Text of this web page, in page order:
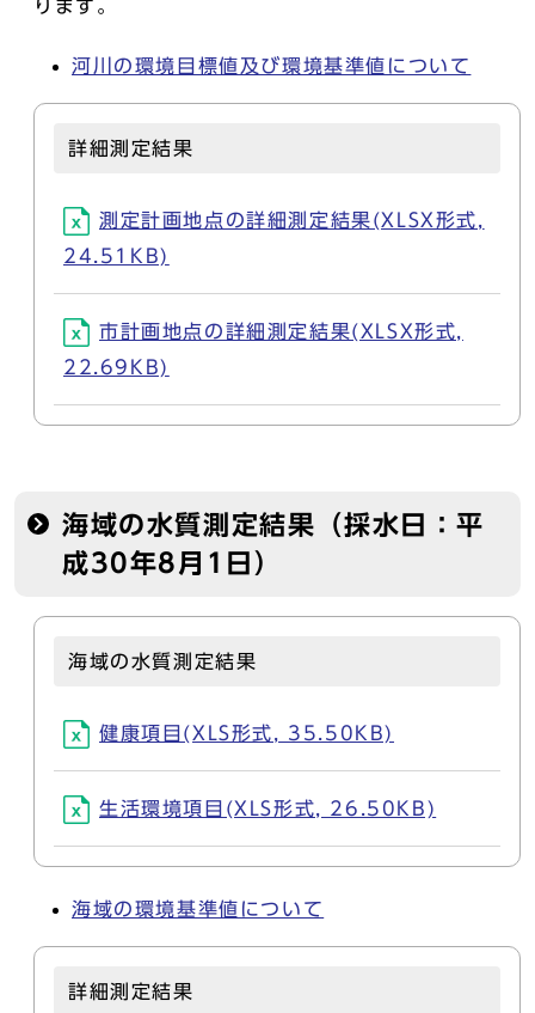
ります。
河川の環境目標値及び環境基準値について
詳細測定結果
測定計画地点の詳細測定結果(XLSX形式,
24.51KB)
市計画地点の詳細測定結果(XLSX形式,
22.69KB)
海域の水質測定結果（採水日：平
成30年8月1日）
海域の水質測定結果
健康項目(XLS形式, 35.50KB)
生活環境項目(XLS形式, 26.50KB)
海域の環境基準値について
詳細測定結果